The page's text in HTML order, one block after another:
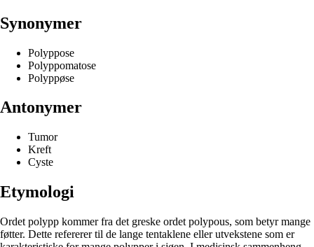
Synonymer
Polyppose
Polyppomatose
Polyppøse
Antonymer
Tumor
Kreft
Cyste
Etymologi
Ordet polypp kommer fra det greske ordet polypous, som betyr mange
føtter. Dette refererer til de lange tentaklene eller utvekstene som er